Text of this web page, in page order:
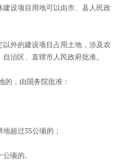
设项目用地可以由市、县人民政
外的建设项目占用土地，涉及农
治区、直辖市人民政府批准。
，由国务院批准：
超过35公顷的；
顷的。